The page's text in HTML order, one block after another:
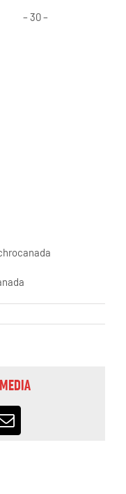
– 30 –
Email